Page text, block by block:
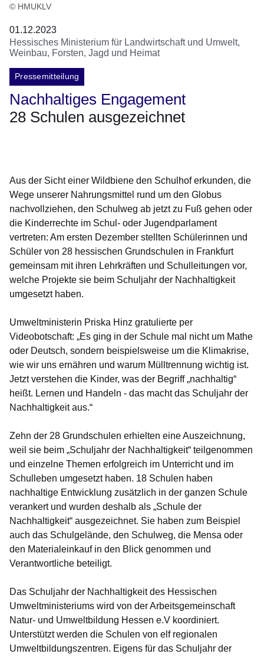
© HMUKLV
01.12.2023
Hessisches Ministerium für Landwirtschaft und Umwelt,
Weinbau, Forsten, Jagd und Heimat
Pressemitteilung
Nachhaltiges Engagement
28 Schulen ausgezeichnet
Aus der Sicht einer Wildbiene den Schulhof erkunden, die
Wege unserer Nahrungsmittel rund um den Globus
nachvollziehen, den Schulweg ab jetzt zu Fuß gehen oder
die Kinderrechte im Schul- oder Jugendparlament
vertreten: Am ersten Dezember stellten Schülerinnen und
Schüler von 28 hessischen Grundschulen in Frankfurt
gemeinsam mit ihren Lehrkräften und Schulleitungen vor,
welche Projekte sie beim Schuljahr der Nachhaltigkeit
umgesetzt haben.
Umweltministerin Priska Hinz gratulierte per
Videobotschaft: „Es ging in der Schule mal nicht um Mathe
oder Deutsch, sondern beispielsweise um die Klimakrise,
wie wir uns ernähren und warum Mülltrennung wichtig ist.
Jetzt verstehen die Kinder, was der Begriff „nachhaltig“
heißt. Lernen und Handeln - das macht das Schuljahr der
Nachhaltigkeit aus.“
Zehn der 28 Grundschulen erhielten eine Auszeichnung,
weil sie beim „Schuljahr der Nachhaltigkeit“ teilgenommen
und einzelne Themen erfolgreich im Unterricht und im
Schulleben umgesetzt haben. 18 Schulen haben
nachhaltige Entwicklung zusätzlich in der ganzen Schule
verankert und wurden deshalb als „Schule der
Nachhaltigkeit“ ausgezeichnet. Sie haben zum Beispiel
auch das Schulgelände, den Schulweg, die Mensa oder
den Materialeinkauf in den Blick genommen und
Verantwortliche beteiligt.
Das Schuljahr der Nachhaltigkeit des Hessischen
Umweltministeriums wird von der Arbeitsgemeinschaft
Natur- und Umweltbildung Hessen e.V koordiniert.
Unterstützt werden die Schulen von elf regionalen
Umweltbildungszentren. Eigens für das Schuljahr der